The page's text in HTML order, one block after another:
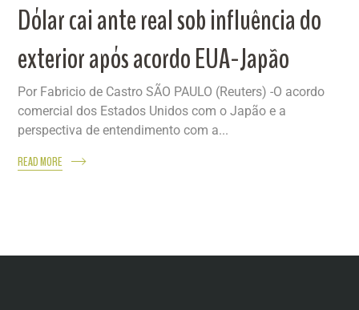
Dólar cai ante real sob influência do
exterior após acordo EUA-Japão
Por Fabricio de Castro SÃO PAULO (Reuters) -O acordo
comercial dos Estados Unidos com o Japão e a
perspectiva de entendimento com a...
READ MORE